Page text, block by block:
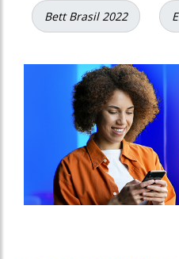
Bett Brasil 2022